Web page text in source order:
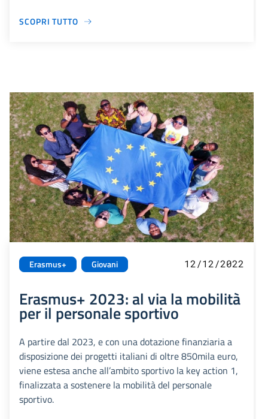
SCOPRI TUTTO
Erasmus+ Giovani 12/12/2022
Erasmus+ 2023: al via la mobilità
per il personale sportivo
A partire dal 2023, e con una dotazione finanziaria a
disposizione dei progetti italiani di oltre 850mila euro,
viene estesa anche all’ambito sportivo la key action 1,
finalizzata a sostenere la mobilità del personale
sportivo.